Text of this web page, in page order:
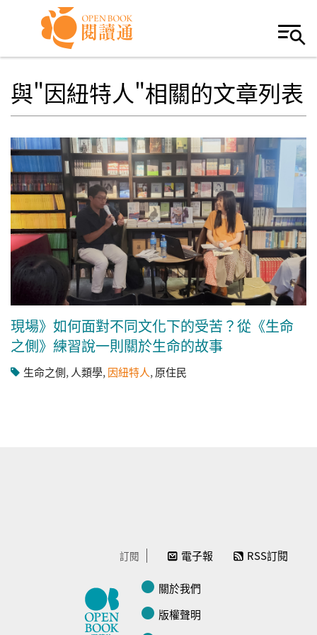
Skip to navigation
移至主內容
與"因紐特人"相關的文章列表
現場》如何面對不同文化下的受苦？從《生命
之側》練習說一則關於生命的故事
生命之側, 人類學, 因紐特人, 原住民
訂閱 電子報 RSS訂閱
關於我們
版權聲明